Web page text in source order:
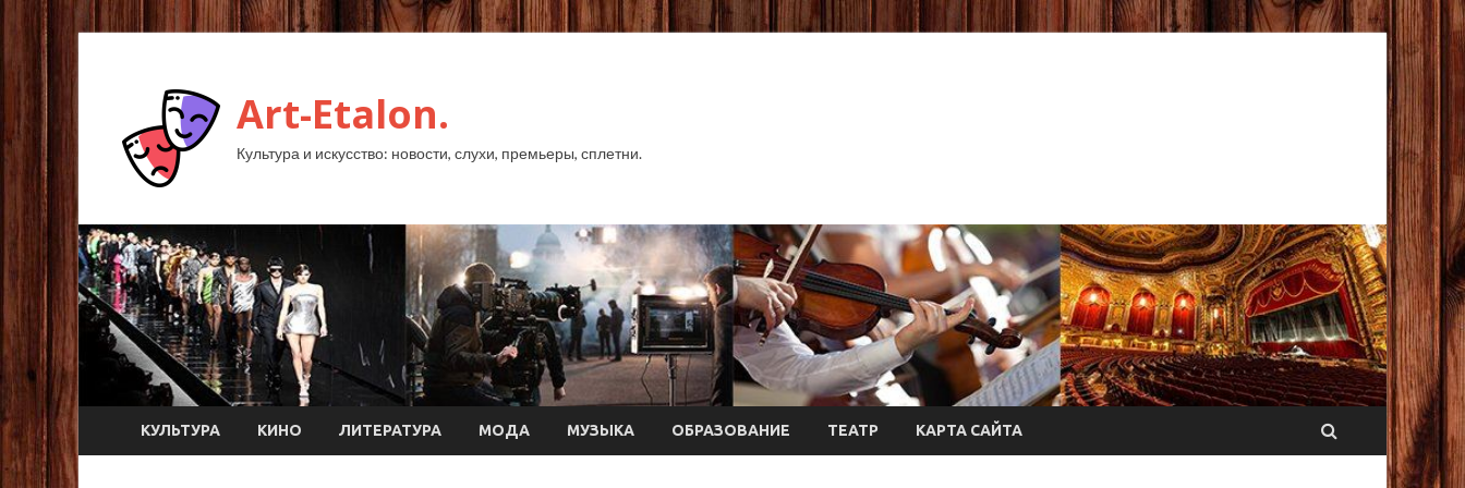
Art-Etalon.
Культура и искусство: новости, слухи, премьеры, сплетни.
КУЛЬТУРА КИНО ЛИТЕРАТУРА МОДА МУЗЫКА ОБРАЗОВАНИЕ ТЕАТР КАРТА САЙТА